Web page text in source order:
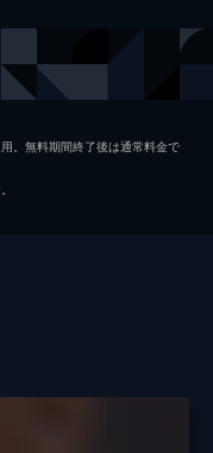
。無料期間終了後は通常料金で